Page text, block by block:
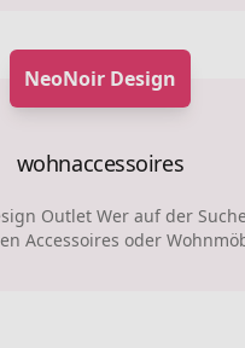
NeoNoir Design
wohnaccessoires
Outlet Wer auf der
Accessoires oder